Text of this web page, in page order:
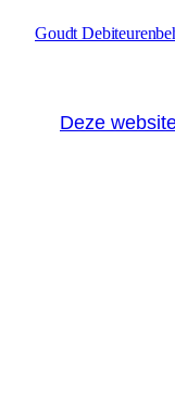
Goudt
Deze